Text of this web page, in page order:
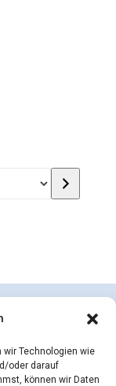
wir Technologien wie
oder darauf
können wir Daten